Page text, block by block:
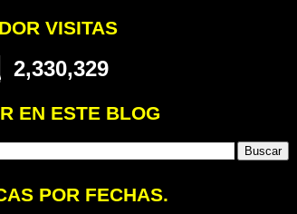
VISITAS
2,330,329
EN ESTE BLOG
POR FECHAS.